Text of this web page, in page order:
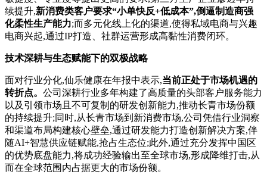
续提升,新消费类客户要求“小单快反+低成本”,倒逼制造商强
化柔性生产能力;而多元化线上化的渠道,使得私域电商与兴趣
电商兴起,通过IP打造、社群运营形成高黏性消费闭环。
技术深耕与生态赋能下的双极战略
面对行业分化,仙乐健康在年报中表示,当前正处于市场机遇的
转折点。 公司深耕行业多年构建了高质量的头部客户服务能力
以及引领市场且不可复制的研发创新能力,推动长青市场份额
的持续提升;同时,从长青市场到新消费市场,公司凭借行业洞察
和渠道布局构建核心壁垒,通过研发能力打造创新解决方案,伴
随AI+智慧供应链赋能,抢占生态位;此外,通过充分发挥中国区
的优势底盘能力,将成功经验输出至全球市场,形成降维打击,从
而在全球范围内占据更大的市场份额。